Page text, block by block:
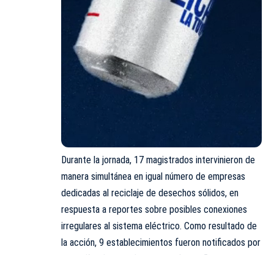
Durante la jornada, 17 magistrados intervinieron de
manera simultánea en igual número de empresas
dedicadas al reciclaje de desechos sólidos, en
respuesta a reportes sobre posibles conexiones
irregulares al sistema eléctrico. Como resultado de
la acción, 9 establecimientos fueron notificados por